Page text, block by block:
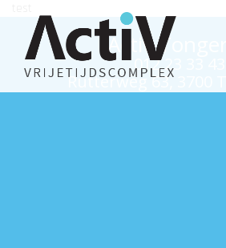
Activ
012 23 33 43
Rutterweg 63, 3700